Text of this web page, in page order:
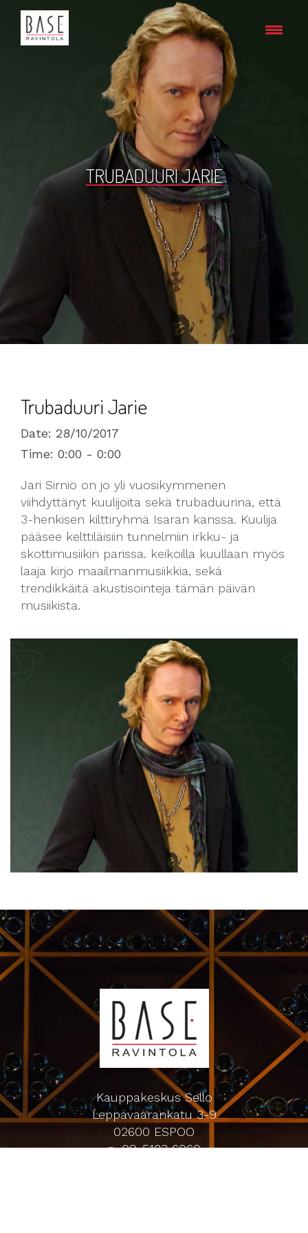
TRUBADUURI JARIE
Trubaduuri Jarie
Date: 28/10/2017
Time: 0:00 - 0:00
Jari Sirniö on jo yli vuosikymmenen
viihdyttänyt kuulijoita sekä trubaduurina, että
3-henkisen kilttiryhmä Isaran kanssa. Kuulija
pääsee kelttiläisiin tunnelmiin irkku- ja
skottimusiikin parissa. keikoilla kuullaan myös
laaja kirjo maailmanmusiikkia, sekä
trendikkäitä akustisointeja tämän päivän
musiikista.
Kauppakeskus Sello
Leppävaarankatu 3-9
02600 ESPOO
p. 09-5123 6060